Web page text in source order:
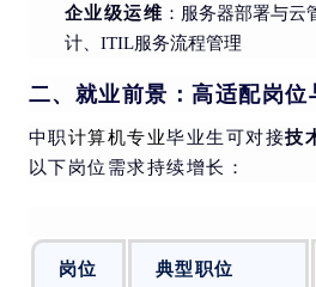
企业级运维 ：服务器部署与
计、ITIL服务流程管理
二、就业前景：高适配岗位
中职计算机专业毕业生可对接技
以下岗位需求持续增长：
岗位
典型职位